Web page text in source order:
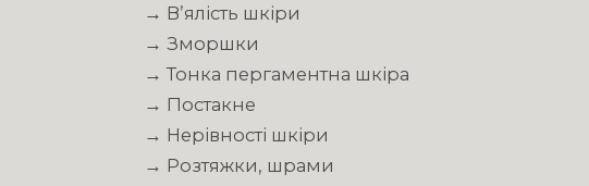
→ Вʼялість шкіри
→ Зморшки
→ Тонка пергаментна шкіра
→ Постакне
→ Нерівності шкіри
→ Розтяжки, шрами